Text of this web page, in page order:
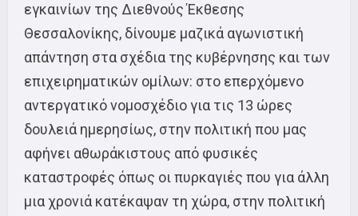
εγκαινίων της Διεθνούς Έκθεσης
Θεσσαλονίκης, δίνουμε μαζικά αγωνιστική
απάντηση στα σχέδια της κυβέρνησης και των
επιχειρηματικών ομίλων: στο επερχόμενο
αντεργατικό νομοσχέδιο για τις 13 ώρες
δουλειά ημερησίως, στην πολιτική που μας
αφήνει αθωράκιστους από φυσικές
καταστροφές όπως οι πυρκαγιές που για άλλη
μια χρονιά κατέκαψαν τη χώρα, στην πολιτική